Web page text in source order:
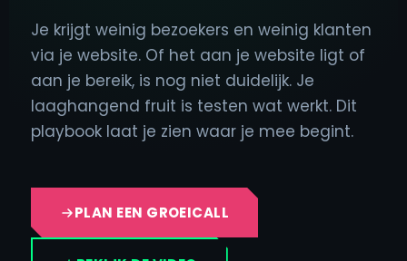
Je krijgt weinig bezoekers en weinig klanten
via je website. Of het aan je website ligt of
aan je bereik, is nog niet duidelijk. Je
laaghangend fruit is testen wat werkt. Dit
playbook laat je zien waar je mee begint.
PLAN EEN GROEICALL